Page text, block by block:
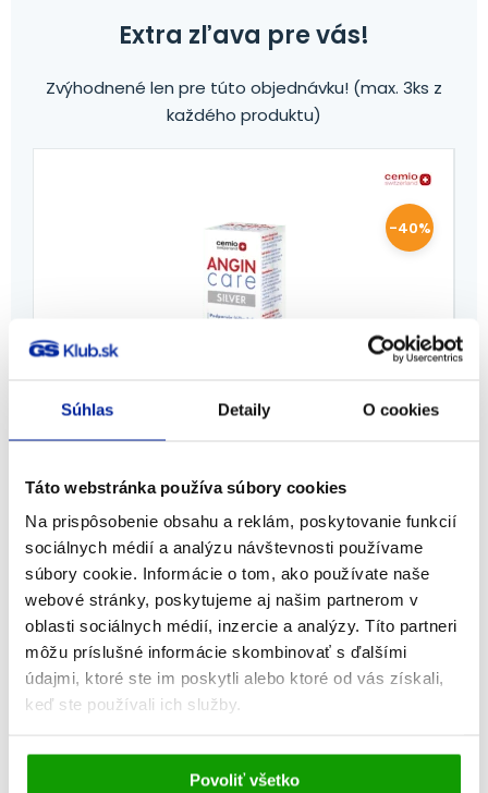
Súhlas Detaily O cookies
Táto webstránka používa súbory cookies
Na prispôsobenie obsahu a reklám, poskytovanie funkcií
sociálnych médií a analýzu návštevnosti používame
súbory cookie. Informácie o tom, ako používate naše
webové stránky, poskytujeme aj našim partnerom v
oblasti sociálnych médií, inzercie a analýzy. Títo partneri
môžu príslušné informácie skombinovať s ďalšími
údajmi, ktoré ste im poskytli alebo ktoré od vás získali,
keď ste používali ich služby.
Vami udelený súhlas bude uchovávaný po dobu jedného
roka. Zmenu nastavení Vami odsúhlasených cookies
Povoliť všetko
Extra zľava pre vás!
Zvýhodnené len pre túto objednávku! (max. 3ks z
každého produktu)
Cemio ANGIN care Silver, sprej do
krku, 30 ml
Cemio
-40%
6,40€
3,84€ Na sklade